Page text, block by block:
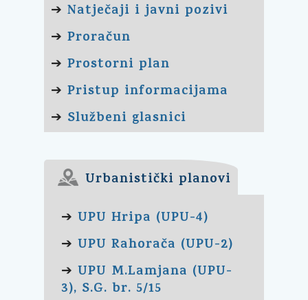
➔ Natječaji i javni pozivi
➔ Proračun
➔ Prostorni plan
➔ Pristup informacijama
➔ Službeni glasnici
Urbanistički planovi
➔ UPU Hripa (UPU-4)
➔ UPU Rahorača (UPU-2)
➔ UPU M.Lamjana (UPU-
3), S.G. br. 5/15